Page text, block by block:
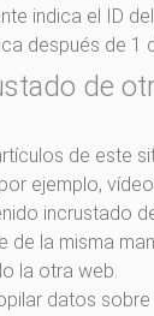
indica el ID
después de 1
de
de este
ejemplo,
incrustado
la misma
la otra web.
datos sobre